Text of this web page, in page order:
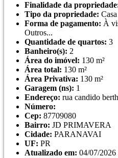
Finalidade da
Tipo da propriedade: Casa
Forma de pagamento: À
Outros...
Quantidade de quartos: 3
Banheiro(s): 2
Área do imóvel: 130 m²
Área total: 130 m²
Área Privativa: 130 m²
Garagem (ns): 1
Endereço: rua candido
Número:
Cep: 87709080
Bairro: JD PRIMAVERA
Cidade: PARANAVAI
UF: PR
Atualizado em: 04/07/2026